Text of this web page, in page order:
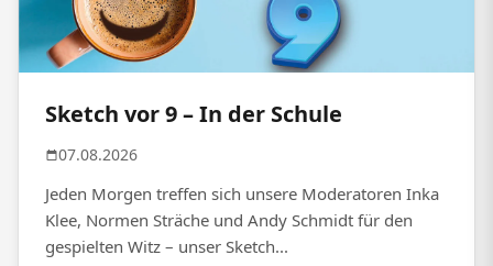
Sketch vor 9 – In der Schule
07.08.2026
Jeden Morgen treffen sich unsere Moderatoren Inka
Klee, Normen Sträche und Andy Schmidt für den
gespielten Witz – unser Sketch...